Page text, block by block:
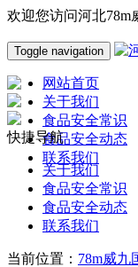
欢迎您访问河北78m
Toggle navigation
网站首页
关于我们
食品安全常识
食品安全动态
联系我们
快捷导航
关于我们
食品安全常识
食品安全动态
联系我们
当前位置： 78m威九